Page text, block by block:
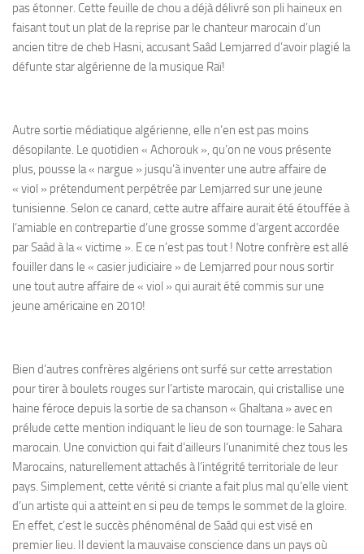
pas étonner. Cette feuille de chou a déjà délivré son pli haineux en
faisant tout un plat de la reprise par le chanteur marocain d’un
ancien titre de cheb Hasni, accusant Saâd Lemjarred d’avoir plagié la
défunte star algérienne de la musique Raï!
Autre sortie médiatique algérienne, elle n’en est pas moins
désopilante. Le quotidien « Achorouk », qu’on ne vous présente
plus, pousse la « nargue » jusqu’à inventer une autre affaire de
« viol » prétendument perpétrée par Lemjarred sur une jeune
tunisienne. Selon ce canard, cette autre affaire aurait été étouffée à
l’amiable en contrepartie d’une grosse somme d’argent accordée
par Saâd à la « victime ». E ce n’est pas tout ! Notre confrère est allé
fouiller dans le « casier judiciaire » de Lemjarred pour nous sortir
une tout autre affaire de « viol » qui aurait été commis sur une
jeune américaine en 2010!
Bien d’autres confrères algériens ont surfé sur cette arrestation
pour tirer à boulets rouges sur l’artiste marocain, qui cristallise une
haine féroce depuis la sortie de sa chanson « Ghaltana » avec en
prélude cette mention indiquant le lieu de son tournage: le Sahara
marocain. Une conviction qui fait d’ailleurs l’unanimité chez tous les
Marocains, naturellement attachés à l’intégrité territoriale de leur
pays. Simplement, cette vérité si criante a fait plus mal qu’elle vient
d’un artiste qui a atteint en si peu de temps le sommet de la gloire.
En effet, c’est le succès phénoménal de Saâd qui est visé en
premier lieu. Il devient la mauvaise conscience dans un pays où